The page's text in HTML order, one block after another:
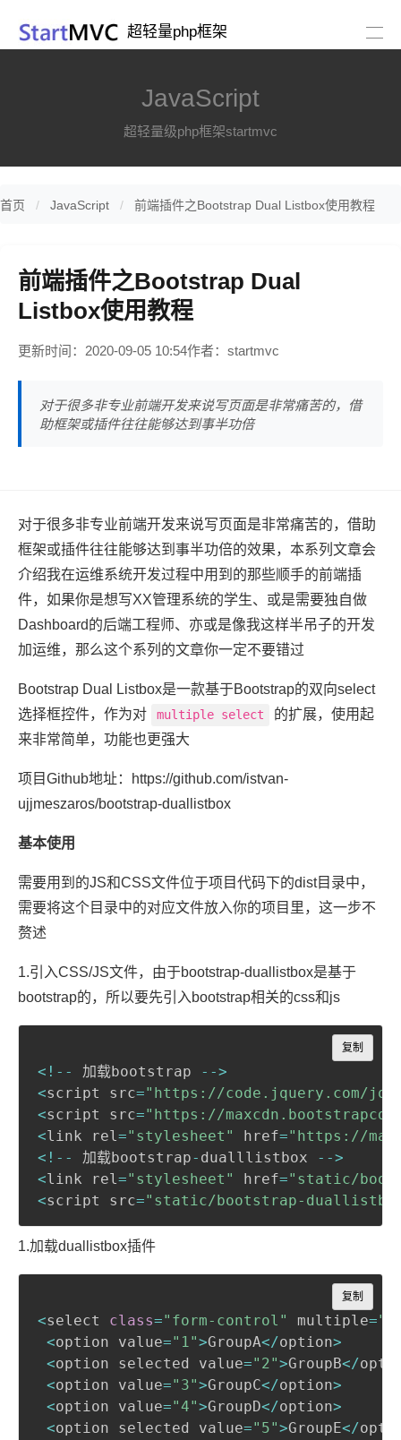
超轻量php框架
JavaScript
超轻量级php框架startmvc
首页 JavaScript 前端插件之Bootstrap Dual Listbox使用教程
前端插件之Bootstrap Dual
Listbox使用教程
更新时间：2020-09-05 10:54作者：startmvc
对于很多非专业前端开发来说写页面是非常痛苦的，借
助框架或插件往往能够达到事半功倍
对于很多非专业前端开发来说写页面是非常痛苦的，借助
框架或插件往往能够达到事半功倍的效果，本系列文章会
介绍我在运维系统开发过程中用到的那些顺手的前端插
件，如果你是想写XX管理系统的学生、或是需要独自做
Dashboard的后端工程师、亦或是像我这样半吊子的开发
加运维，那么这个系列的文章你一定不要错过
Bootstrap Dual Listbox是一款基于Bootstrap的双向select
选择框控件，作为对
multiple select
的扩展，使用起
来非常简单，功能也更强大
项目Github地址：https://github.com/istvan-
ujjmeszaros/bootstrap-duallistbox
基本使用
需要用到的JS和CSS文件位于项目代码下的dist目录中，
需要将这个目录中的对应文件放入你的项目里，这一步不
赘述
1.引入CSS/JS文件，由于bootstrap-duallistbox是基于
bootstrap的，所以要先引入bootstrap相关的css和js
< ! -- 加载bootstrap -->
<script src="https://code.jquery.com/
<script src="https://
<link rel="stylesheet" href="https://
< ! -- 加载bootstrap- dualllistbox -->
<link rel="stylesheet" href="static/
<script src="static/bootstrap-
复制
Copy
1.加载duallistbox插件
<select class="form-control" multiple=
<option value="1">GroupA</option>
<option selected value="2">GroupB</
<option value="3">GroupC</option>
<option value="4">GroupD</option>
<option selected value="5">GroupE</
复制
Copy